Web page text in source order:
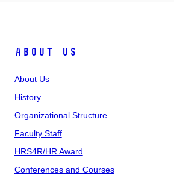
About Us
About Us
History
Organizational Structure
Faculty Staff
HRS4R/HR Award
Conferences and Courses